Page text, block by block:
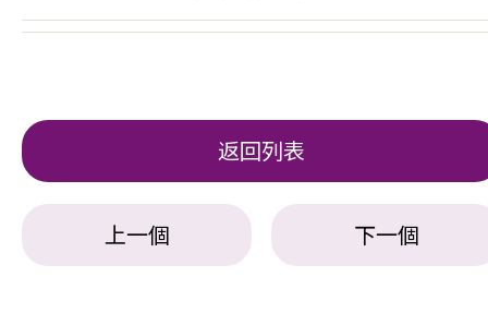
返回列表
上一個 下一個